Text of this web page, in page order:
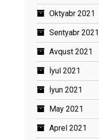
Oktyabr 2021
Sentyabr 2021
Avqust 2021
İyul 2021
İyun 2021
May 2021
Aprel 2021